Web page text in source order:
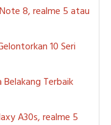
8, realme 5 atau
10 Seri
Belakang Terbaik
A30s, realme 5